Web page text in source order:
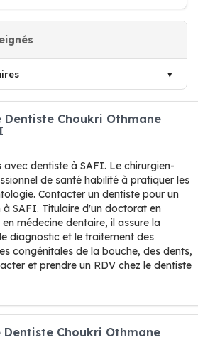
Dentiste Choukri Othmane
avec dentiste à SAFI. Le chirurgien-
de santé habilité à pratiquer les
Contacter un dentiste pour un
à SAFI. Titulaire d'un doctorat en
médecine dentaire, il assure la
diagnostic et le traitement des
congénitales de la bouche, des dents,
et prendre un RDV chez le dentiste
Dentiste Choukri Othmane